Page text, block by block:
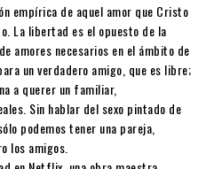
empírica de aquel amor que Cristo
La libertad es el opuesto de la
amores necesarios en el ámbito de
un verdadero amigo, que es libre;
a querer un familiar,
Sin hablar del sexo pintado de
podemos tener una pareja,
los amigos.